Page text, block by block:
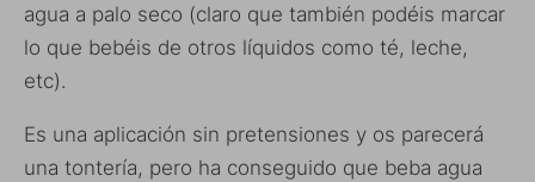
agua a palo seco (claro que también podéis marcar
lo que bebéis de otros líquidos como té, leche,
etc).
Es una aplicación sin pretensiones y os parecerá
una tontería, pero ha conseguido que beba agua